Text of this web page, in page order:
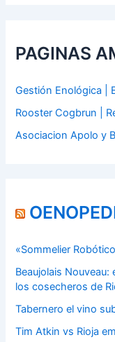
PAGINAS
Gestión Enológica |
Rooster Cogbrun |
Asociacion Apolo y
«Sommelier
Beaujolais
los cosecheros de
Tabernero el vino
Tim Atkin vs Rioja